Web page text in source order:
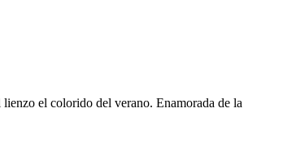
el colorido del verano. Enamorada de la